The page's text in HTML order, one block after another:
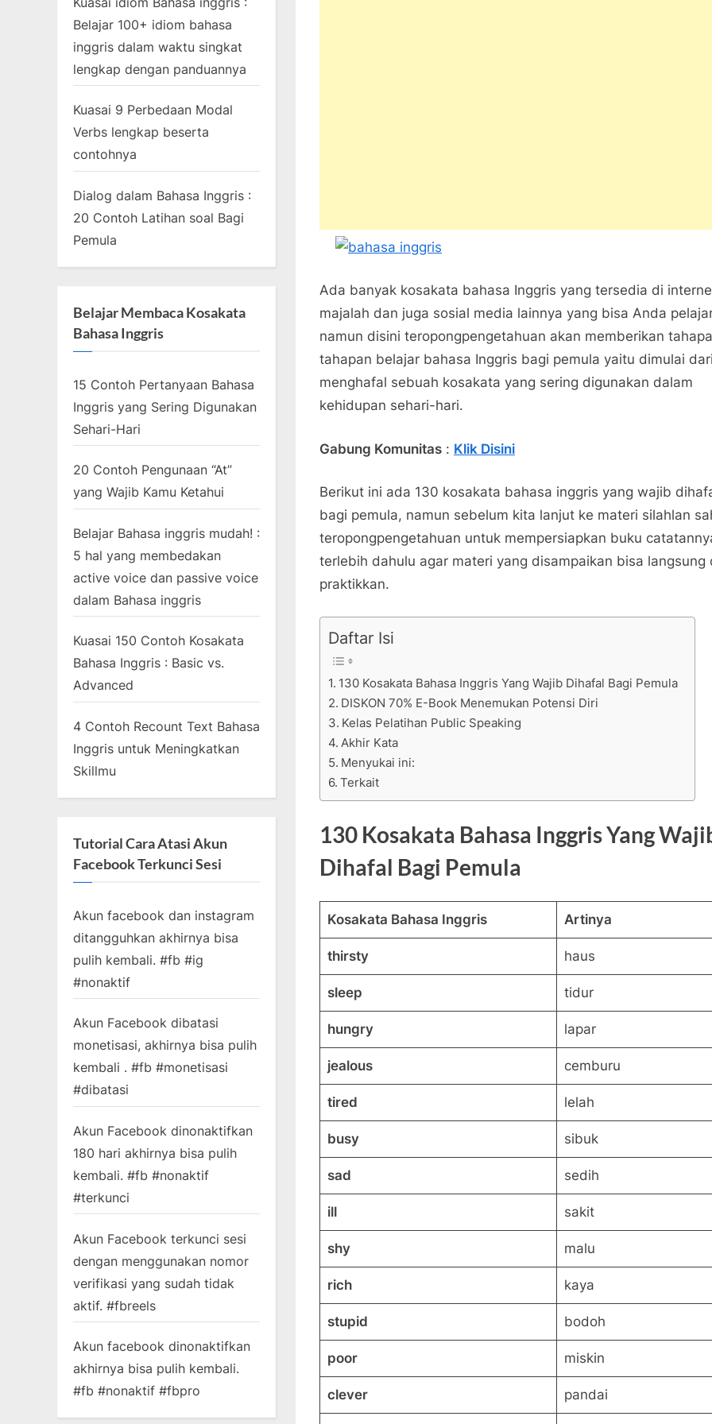
Ada banyak kosakata bahasa Inggris yang tersedia di
majalah dan juga sosial media lainnya yang bisa Anda
namun disini teropongpengetahuan akan memberikan
tahapan belajar bahasa Inggris bagi pemula yaitu dimulai
menghafal sebuah kosakata yang sering digunakan dalam
kehidupan sehari-hari.
Gabung Komunitas : Klik Disini
Berikut ini ada 130 kosakata bahasa inggris yang wajib
bagi pemula, namun sebelum kita lanjut ke materi silahlan
teropongpengetahuan untuk mempersiapkan buku
terlebih dahulu agar materi yang disampaikan bisa langsung
praktikkan.
Daftar Isi
130 Kosakata Bahasa Inggris Yang Wajib Dihafal Bagi Pemula
DISKON 70% E-Book Menemukan Potensi Diri
Kelas Pelatihan Public Speaking
Akhir Kata
Menyukai ini:
Terkait
130 Kosakata Bahasa Inggris Yang
Dihafal Bagi Pemula
Kosakata Bahasa Inggris Artinya
thirsty haus
sleep tidur
hungry lapar
jealous cemburu
tired lelah
busy sibuk
sad sedih
ill sakit
shy malu
rich kaya
stupid bodoh
poor miskin
clever pandai
Belajar 100+ idiom bahasa
inggris dalam waktu singkat
lengkap dengan panduannya
Kuasai 9 Perbedaan Modal
Verbs lengkap beserta
contohnya
Dialog dalam Bahasa Inggris :
20 Contoh Latihan soal Bagi
Pemula
Belajar Membaca Kosakata
Bahasa Inggris
15 Contoh Pertanyaan Bahasa
Inggris yang Sering Digunakan
Sehari-Hari
20 Contoh Pengunaan “At”
yang Wajib Kamu Ketahui
Belajar Bahasa inggris mudah! :
5 hal yang membedakan
active voice dan passive voice
dalam Bahasa inggris
Kuasai 150 Contoh Kosakata
Bahasa Inggris : Basic vs.
Advanced
4 Contoh Recount Text Bahasa
Inggris untuk Meningkatkan
Skillmu
Tutorial Cara Atasi Akun
Facebook Terkunci Sesi
Akun facebook dan instagram
ditangguhkan akhirnya bisa
pulih kembali. #fb #ig
#nonaktif
Akun Facebook dibatasi
monetisasi, akhirnya bisa pulih
kembali . #fb #monetisasi
#dibatasi
Akun Facebook dinonaktifkan
180 hari akhirnya bisa pulih
kembali. #fb #nonaktif
#terkunci
Akun Facebook terkunci sesi
dengan menggunakan nomor
verifikasi yang sudah tidak
aktif. #fbreels
Akun facebook dinonaktifkan
akhirnya bisa pulih kembali.
#fb #nonaktif #fbpro